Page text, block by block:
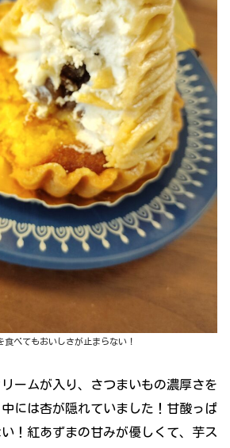
べてもおいしさが止まらない！
ームが入り、さつまいもの濃厚さを
には杏が隠れていました！甘酸っぱ
！紅あずまの甘みが優しくて、芋ス